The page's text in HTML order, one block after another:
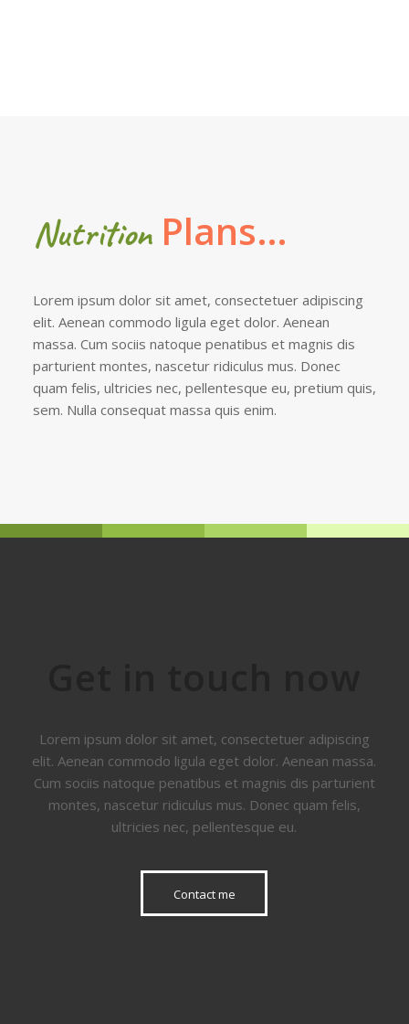
NutritionPlans…
Lorem ipsum dolor sit amet, consectetuer adipiscing
elit. Aenean commodo ligula eget dolor. Aenean
massa. Cum sociis natoque penatibus et magnis dis
parturient montes, nascetur ridiculus mus. Donec
quam felis, ultricies nec, pellentesque eu, pretium quis,
sem. Nulla consequat massa quis enim.
Lorem ipsum dolor sit amet, consectetuer adipiscing
elit. Aenean commodo ligula eget dolor. Aenean massa.
Cum sociis natoque penatibus et magnis dis parturient
montes, nascetur ridiculus mus. Donec quam felis,
ultricies nec, pellentesque eu.
Contact me